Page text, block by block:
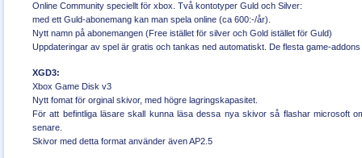
Online Community speciellt för xbox. Två kontotyper Guld och Silver:
med ett Guld-abonemang kan man spela online (ca 600:-/år).
Nytt namn på abonemangen (Free istället för silver och Gold istället för Guld)
Uppdateringar av spel är gratis och tankas ned automatiskt. De flesta game-
XGD3:
Xbox Game Disk v3
Nytt fomat för orginal skivor, med högre lagringskapasitet.
För att befintliga läsare skall kunna läsa dessa nya skivor så flashar microsoft
senare.
Skivor med detta format använder även AP2.5